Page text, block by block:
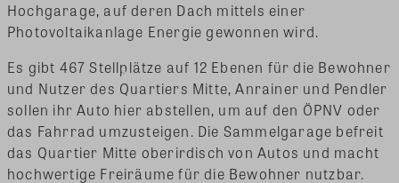
Hochgarage, auf deren Dach mittels einer
Photovoltaikanlage Energie gewonnen wird.
Es gibt 467 Stellplätze auf 12 Ebenen für die Bewohner
und Nutzer des Quartiers Mitte, Anrainer und Pendler
sollen ihr Auto hier abstellen, um auf den ÖPNV oder
das Fahrrad umzusteigen. Die Sammelgarage befreit
das Quartier Mitte oberirdisch von Autos und macht
hochwertige Freiräume für die Bewohner nutzbar.